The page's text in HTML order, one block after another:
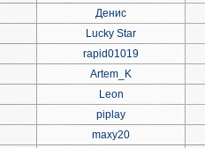
Денис
Lucky Star
rapid01019
Artem_K
Leon
piplay
maxy20